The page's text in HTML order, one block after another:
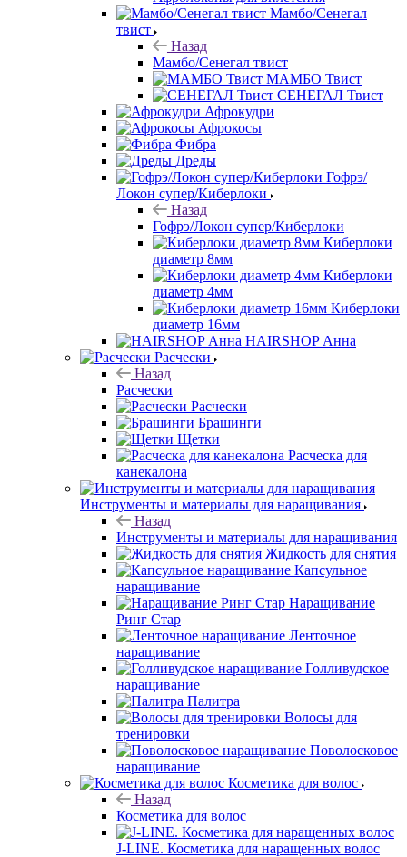
Мамбо/Сенегал
твист
Назад
Мамбо/Сенегал твист
МАМБО Твист
СЕНЕГАЛ Твист
Афрокудри
Афрокосы
Фибра
Дреды
Гофрэ/
Локон супер/Киберлоки
Назад
Гофрэ/Локон супер/Киберлоки
Киберлоки
диаметр 8мм
Киберлоки
диаметр 4мм
Киберлоки
диаметр 16мм
HAIRSHOP Анна
Расчески
Назад
Расчески
Расчески
Брашинги
Щетки
Расческа для
канекалона
Инструменты и материалы для наращивания
Назад
Инструменты и материалы для наращивания
Жидкость для снятия
Капсульное
наращивание
Наращивание
Ринг Стар
Ленточное
наращивание
Голливудское
наращивание
Палитра
Волосы для
тренировки
Поволосковое
наращивание
Косметика для волос
Назад
Косметика для волос
J-LINE. Косметика для наращенных волос